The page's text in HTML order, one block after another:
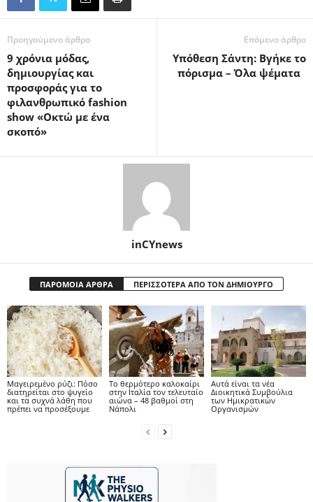
Προηγούμενο άρθρο
9 χρόνια μόδας,
δημιουργίας και
προσφοράς για το
φιλανθρωπικό fashion
show «Οκτώ με ένα
σκοπό»
Επόμενο άρθρο
Υπόθεση Σάντη: Βγήκε το
πόρισμα – Όλα ψέματα
inCYnews
ΠΑΡΟΜΟΙΑ ΑΡΘΡΑ ΠΕΡΙΣΣΟΤΕΡΑ ΑΠΟ ΤΟΝ ΔΗΜΙΟΥΡΓΟ
Μαγειρεμένο ρύζι: Πόσο
διατηρείται στο ψυγείο
και τα συχνά λάθη που
πρέπει να προσέξουμε
Το θερμότερο καλοκαίρι
στην Ιταλία τον τελευταίο
αιώνα – 48 βαθμοί στη
Νάπολι
Αυτά είναι τα νέα
Διοικητικά Συμβούλια
των Ημικρατικών
Οργανισμών